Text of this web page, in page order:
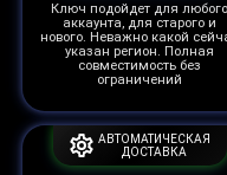
Ключ подойдет для любого
аккаунта, для старого и
нового. Неважно какой
указан регион. Полная
совместимость без
ограничений
АВТОМАТИЧЕСКАЯ
ДОСТАВКА